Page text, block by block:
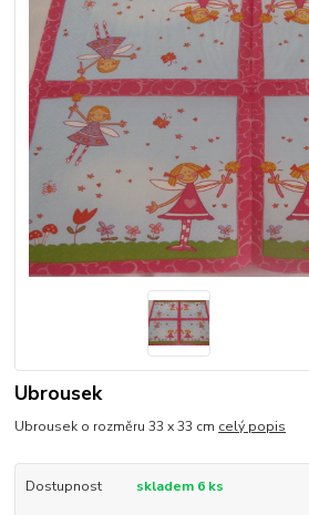
Ubrousek
Ubrousek o rozměru 33 x 33 cm celý popis
Dostupnost skladem 6 ks